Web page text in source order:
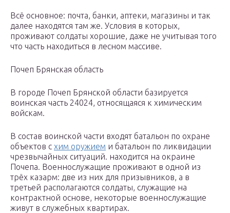
Всё основное: почта, банки, аптеки, магазины и так
далее находятся там же. Условия в которых,
проживают солдаты хорошие, даже не учитывая того
что часть находиться в лесном массиве.
Почеп Брянская область
В городе Почеп Брянской области базируется
воинская часть 24024, относящаяся к химическим
войскам.
В состав воинской части входят батальон по охране
объектов с хим оружием и батальон по ликвидации
чрезвычайных ситуаций. находится на окраине
Почепа. Военнослужащие проживают в одной из
трёх казарм: две из них для призывников, а в
третьей располагаются солдаты, служащие на
контрактной основе, некоторые военнослужащие
живут в служебных квартирах.